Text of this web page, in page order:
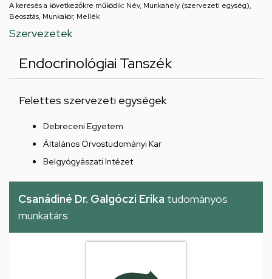
A keresés a következőkre működik: Név, Munkahely (szervezeti egység),
Beosztás, Munkakör, Mellék
Szervezetek
Endocrinológiai Tanszék
Felettes szervezeti egységek
Debreceni Egyetem
Általános Orvostudományi Kar
Belgyógyászati Intézet
Csanádiné Dr. Galgóczi Erika tudományos
munkatárs